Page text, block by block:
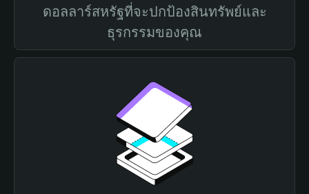
ดอลลาร์สหรัฐที่จะปกป้องสินทรัพย์และ
ธุรกรรมของคุณ